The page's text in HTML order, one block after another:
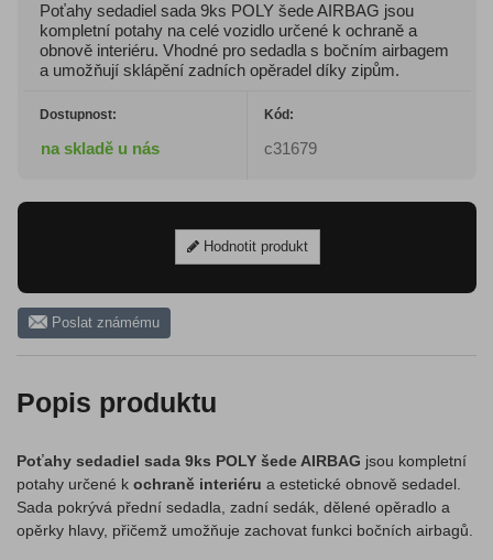
Poťahy sedadiel sada 9ks POLY šede AIRBAG jsou
kompletní potahy na celé vozidlo určené k ochraně a
obnově interiéru. Vhodné pro sedadla s bočním airbagem
a umožňují sklápění zadních opěradel díky zipům.
Dostupnost:
na skladě u nás
Kód:
c31679
Hodnotit produkt
Poslat známému
Popis produktu
Poťahy sedadiel sada 9ks POLY šede AIRBAG jsou kompletní
potahy určené k ochraně interiéru a estetické obnově sedadel.
Sada pokrývá přední sedadla, zadní sedák, dělené opěradlo a
opěrky hlavy, přičemž umožňuje zachovat funkci bočních airbagů.